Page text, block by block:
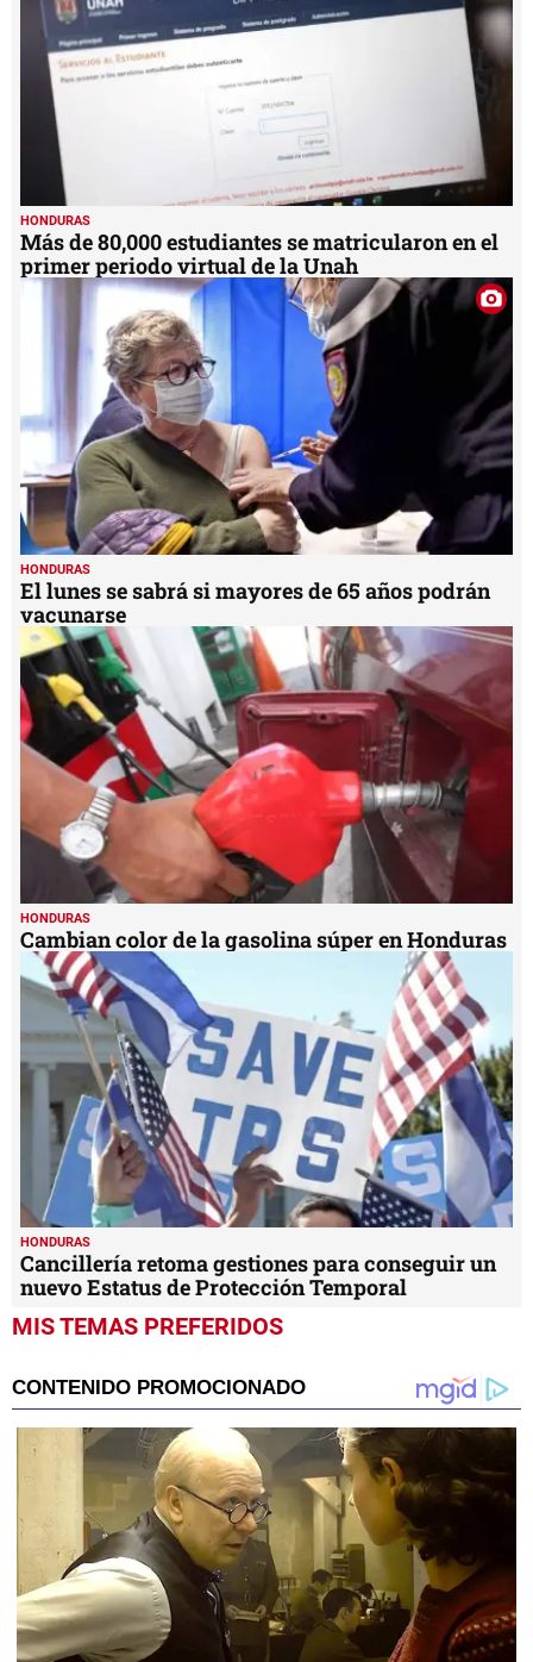
HONDURAS
Más de 80,000 estudiantes se matricularon en el
primer periodo virtual de la Unah
HONDURAS
El lunes se sabrá si mayores de 65 años podrán
vacunarse
HONDURAS
Cambian color de la gasolina súper en Honduras
HONDURAS
Cancillería retoma gestiones para conseguir un
nuevo Estatus de Protección Temporal
MIS TEMAS PREFERIDOS